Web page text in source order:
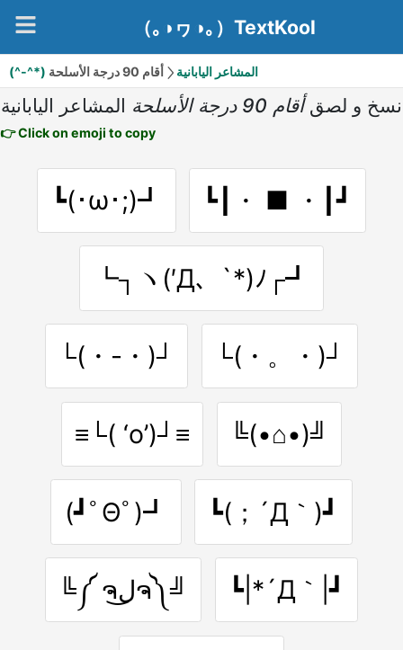
（｡◑ヮ◑｡）TextKool
(^-^*) المشاعر اليابانية أقام 90 درجة الأسلحة
نسخ و لصق أقام 90 درجة الأسلحة المشاعر اليابانية
👉 Click on emoji to copy
┗(･ω･;)┛ ┗┃・ ■ ・┃┛
┗┐ヽ(′Д、`*)ﾉ┌┛
└(・-・)┘ └(・。・)┘
≡└( ‘o’)┘≡ ╚(•⌂•)╝
(┛ﾟΘﾟ)┛ ┗(；´Д｀)┛
╚༼ ຈل͜ຈ༽╝ ┗|*´Д｀|┛